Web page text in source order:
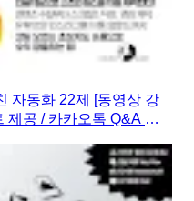
자동화 22제 [동영상 강
제공 / 카카오톡 Q&A 제